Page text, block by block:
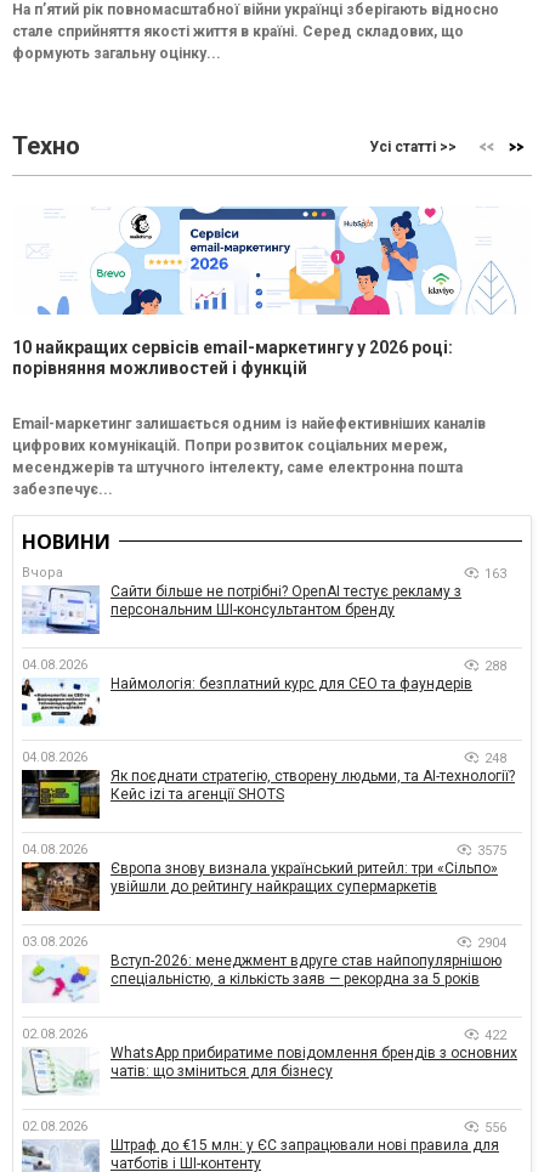
На п’ятий рік повномасштабної війни українці зберігають відносно
стале сприйняття якості життя в країні. Серед складових, що
формують загальну оцінку...
Техно Усі статті >>
10 найкращих сервісів email-маркетингу у 2026 році:
порівняння можливостей і функцій
Email-маркетинг залишається одним із найефективніших каналів
цифрових комунікацій. Попри розвиток соціальних мереж,
месенджерів та штучного інтелекту, саме електронна пошта
забезпечує...
НОВИНИ
Вчора 163
Сайти більше не потрібні? OpenAI тестує рекламу з
персональним ШІ-консультантом бренду
04.08.2026 288
Наймологія: безплатний курс для CEO та фаундерів
04.08.2026 248
Як поєднати стратегію, створену людьми, та AI-технології?
Кейс izi та агенції SHOTS
04.08.2026 3575
Європа знову визнала український ритейл: три «Сільпо»
увійшли до рейтингу найкращих супермаркетів
03.08.2026 2904
Вступ-2026: менеджмент вдруге став найпопулярнішою
спеціальністю, а кількість заяв — рекордна за 5 років
02.08.2026 422
WhatsApp прибиратиме повідомлення брендів з основних
чатів: що зміниться для бізнесу
02.08.2026 556
Штраф до €15 млн: у ЄС запрацювали нові правила для
чатботів і ШІ-контенту